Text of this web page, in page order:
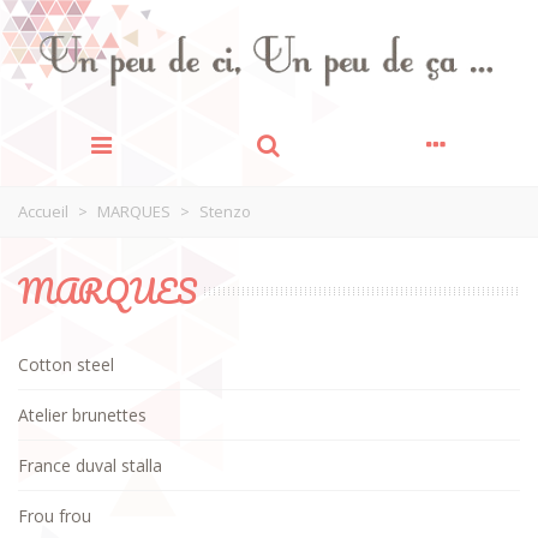
Accueil > MARQUES > Stenzo
MARQUES
Cotton steel
Atelier brunettes
France duval stalla
Frou frou